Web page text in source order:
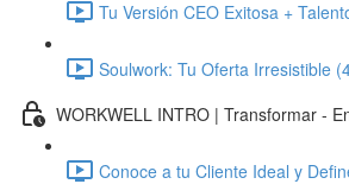
Tu Versión CEO Exitosa +
Soulwork: Tu Oferta Irresistible
WORKWELL INTRO | Transformar -
Conoce a tu Cliente Ideal y